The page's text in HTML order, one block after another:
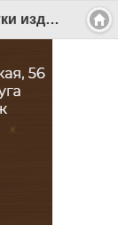
Константин Рыбинский: «Заметки издалека. Заметка девяносто третья. Друзья» - Беломорканал Северодвинск tv29.ru